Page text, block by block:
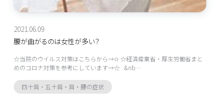
2021.06.09
腰が曲がるのは女性が多い？
☆当院のウイルス対策はこちらから→✩ ☆経済産業省・厚生労働省まと
めのコロナ対策を参考にしています→☆ &nb…
四十肩・五十肩・肩・腰の症状